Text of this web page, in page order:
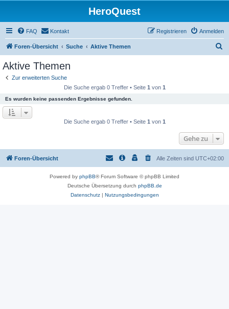
HeroQuest
FAQ Kontakt Anmelden
Registrieren
Foren-Übersicht Suche Aktive Themen
Aktive Themen
Zur erweiterten Suche
Die Suche ergab 0 Treffer • Seite 1 von 1
Es wurden keine passenden Ergebnisse gefunden.
Die Suche ergab 0 Treffer • Seite 1 von 1
Gehe zu
Foren-Übersicht Alle Zeiten sind UTC+02:00
Powered by phpBB® Forum Software © phpBB Limited
Deutsche Übersetzung durch phpBB.de
Datenschutz| Nutzungsbedingungen